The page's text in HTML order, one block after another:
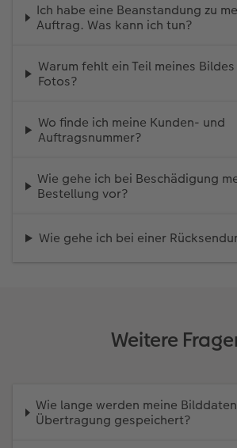
Ich habe eine Beanstandung zu
Auftrag. Was kann ich tun?
Warum fehlt ein Teil meines
Fotos?
Wo finde ich meine Kunden- und
Auftragsnummer?
Wie gehe ich bei Beschädigung
Bestellung vor?
Wie gehe ich bei einer
Weitere
Wie lange werden meine
Übertragung gespeichert?